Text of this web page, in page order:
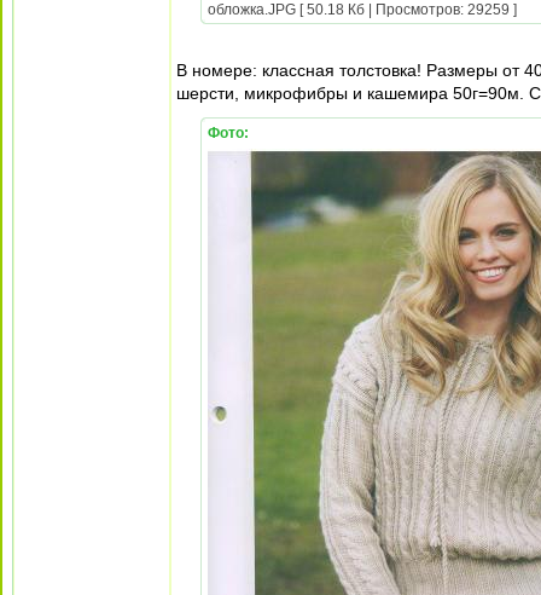
обложка.JPG [ 50.18 Кб | Просмотров: 29259 ]
В номере: классная толстовка! Размеры от
шерсти, микрофибры и кашемира
Фото: